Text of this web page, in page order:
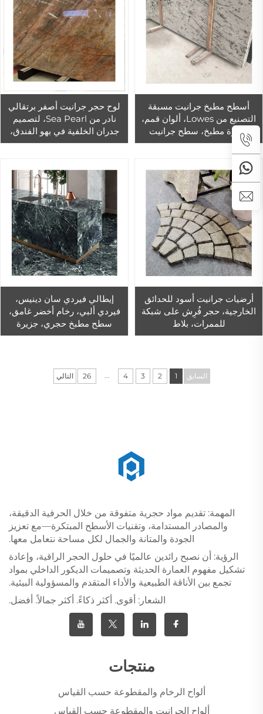
أسطح مطبخ جرانيت مسبقة
التصنيع من Lowes، ألوان قمم،
جزيرة مطبخ، سطح جرانيت
طبيعي، حجر PAIA، 300 لون،
لوح حجر جرانيت أصفر برتقالي
نادر من Sea Pearl، لتصميم
جدران الخلفية في بهو الفندق،
لوحة تكسية
أرضيات جرانيت أسود للحدائق
الخارجية، حجر فُرِش على شبكة
للممرات، بلاط
إيطالي فيردي سان دينيس،
فيردي ألبي، رخام أخضر غامق،
سطح مطبخ حجري، جزيرة
السابق 1
2
3
4
...
26 التالي
المهمة: تقديم مواد حجرية متفوقة من خلال الحرفية الدقيقة،
والمصادر المستدامة، وتقنيات الأسطح المبتكرة—مع تعزيز
الجودة والمتانة والجمال لكل مساحة نتعامل معها.
الرؤية: أن نصبح رائدين عالميًا في حلول الحجر الراقية، وإعادة
تشكيل مفهوم العمارة الحديثة وتصميمات الديكور الداخلي بمواد
تجمع بين الأناقة الطبيعية والأداء المتقدم والمسؤولية البيئية.
الشعار: أقوى. أكثر ذكاءً. أكثر جمالاً. أفضل.
منتجات
ألواح الرخام والمقطوعة حسب القياس
ألواح الجرانيت والمقطوعة حسب القياس